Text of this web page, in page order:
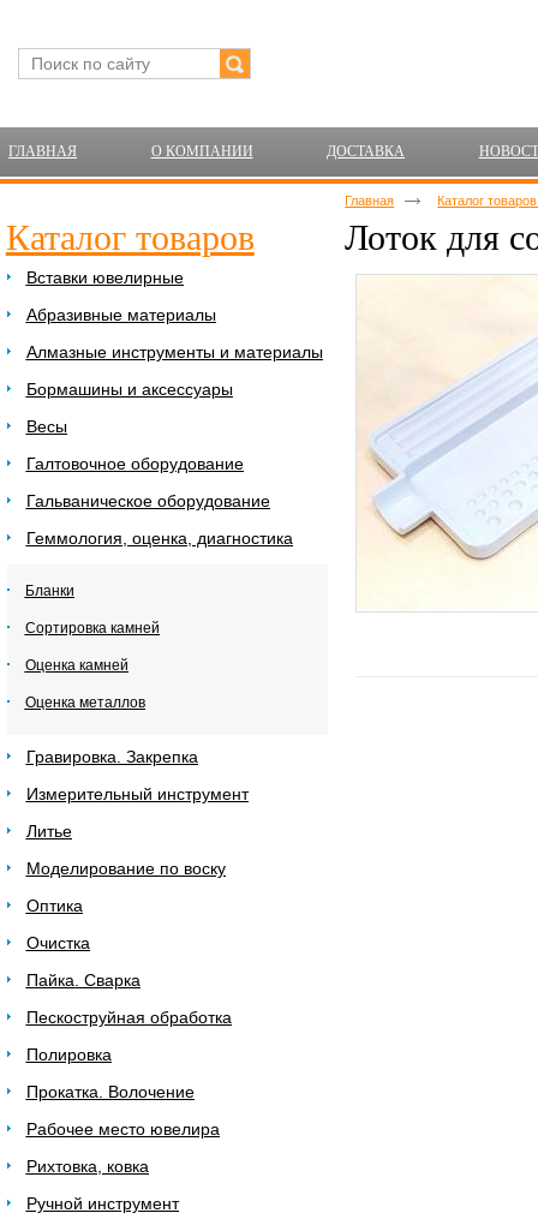
ГЛАВНАЯ О КОМПАНИИ ДОСТАВКА
Каталог товаров
Вставки ювелирные
Абразивные материалы
Алмазные инструменты и материалы
Бормашины и аксессуары
Весы
Галтовочное оборудование
Гальваническое оборудование
Геммология, оценка, диагностика
Бланки
Сортировка камней
Оценка камней
Оценка металлов
Гравировка. Закрепка
Измерительный инструмент
Литье
Моделирование по воску
Оптика
Очистка
Пайка. Сварка
Пескоструйная обработка
Полировка
Прокатка. Волочение
Рабочее место ювелира
Рихтовка, ковка
Ручной инструмент
Главная Каталог
Лоток для